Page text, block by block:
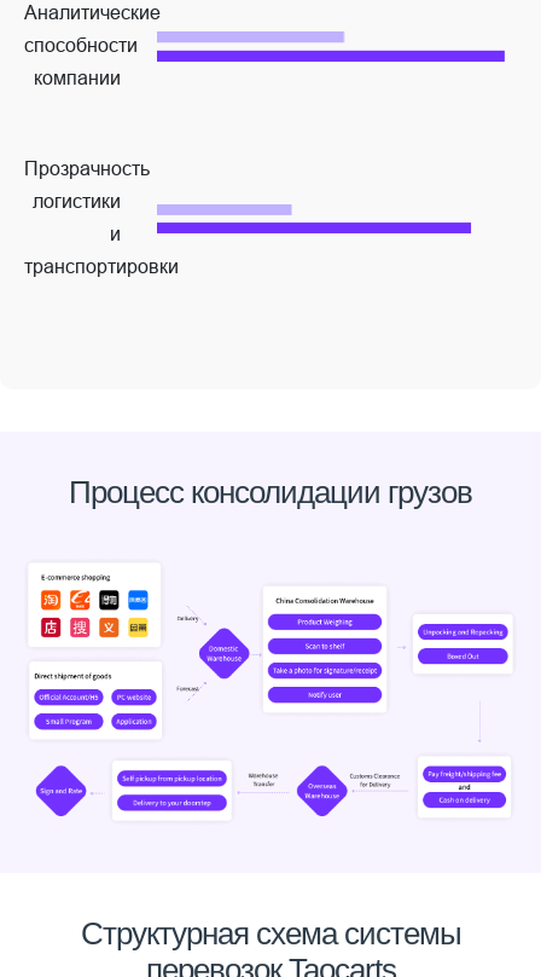
Аналитические
способности
компании
Прозрачность
логистики
и
транспортировки
Процесс консолидации грузов
Структурная схема системы
перевозок Taocarts